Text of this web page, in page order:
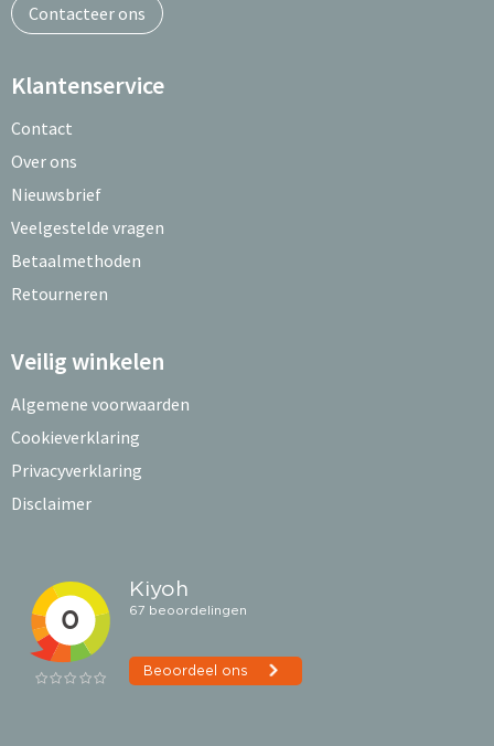
Contacteer ons
Klantenservice
Contact
Over ons
Nieuwsbrief
Veelgestelde vragen
Betaalmethoden
Retourneren
Veilig winkelen
Algemene voorwaarden
Cookieverklaring
Privacyverklaring
Disclaimer